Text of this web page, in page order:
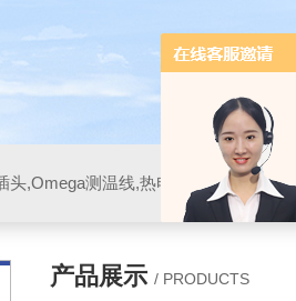
产品展示 / PRODUCTS